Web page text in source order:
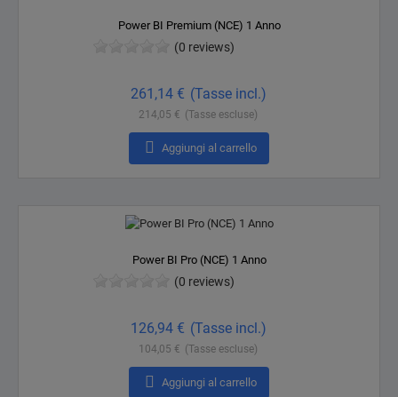
Power BI Premium (NCE) 1 Anno
(0 reviews)
261,14 € (Tasse incl.)
214,05 € (Tasse escluse)
 Aggiungi al carrello
Power BI Pro (NCE) 1 Anno
(0 reviews)
126,94 € (Tasse incl.)
104,05 € (Tasse escluse)
 Aggiungi al carrello